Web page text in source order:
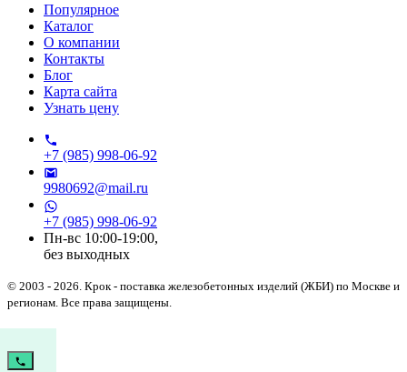
Популярное
Каталог
О компании
Контакты
Блог
Карта сайта
Узнать цену
+7 (985) 998-06-92
9980692@mail.ru
+7 (985) 998-06-92
Пн-вс 10:00-19:00,
без выходных
© 2003 - 2026. Крок - поставка железобетонных изделий (ЖБИ) по Москве и
регионам. Все права защищены.